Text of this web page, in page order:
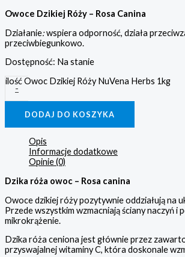
Owoce Dzikiej Róży – Rosa Canina
Działanie:wspiera odporność, działa
przeciwbiegunkowo.
Dostępność: Na stanie
-
ilość Owoc Dzikiej Róży NuVena Herbs 1kg
DODAJ DO KOSZYKA
Opis
Informacje dodatkowe
Opinie (0)
Dzika róża owoc – Rosa canina
Owoce dzikiej róży pozytywnie oddziałują na
Przede wszystkim wzmacniają ściany naczyń i
mikrokrążenie.
Dzika róża ceniona jest głównie przez
przyswajalnej witaminy C, która doskonale